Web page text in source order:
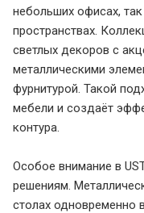
небольших офисах,
пространствах.
светлых декоров с
металлическими
фурнитурой. Такой
мебели и создаёт
контура.
Особое внимание в
решениям.
столах одновременно